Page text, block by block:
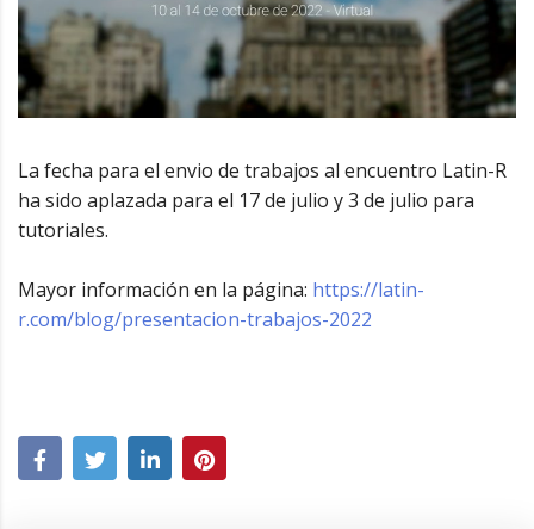
La fecha para el envio de trabajos al encuentro Latin-R
ha sido aplazada para el 17 de julio y 3 de julio para
tutoriales.
Mayor información en la página: https://latin-
r.com/blog/presentacion-trabajos-2022